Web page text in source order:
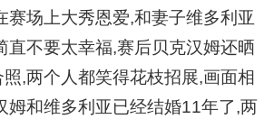
赛场上大秀恩爱,和妻子维多利亚
直不要太幸福,赛后贝克汉姆还晒
,两个人都笑得花枝招展,画面相
姆和维多利亚已经结婚11年了,两